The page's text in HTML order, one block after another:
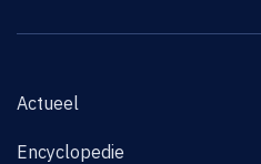
Actueel
Encyclopedie